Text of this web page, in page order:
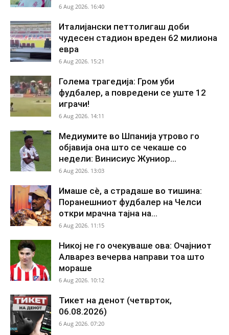
6 Aug 2026. 16:40
Италијански петтолигаш доби
чудесен стадион вреден 62 милиона
евра
6 Aug 2026. 15:21
Голема трагедија: Гром уби
фудбалер, а повредени се уште 12
играчи!
6 Aug 2026. 14:11
Медиумите во Шпанија утрово го
објавија она што се чекаше со
недели: Винисиус Жуниор...
6 Aug 2026. 13:03
Имаше сè, а страдаше во тишина:
Поранешниот фудбалер на Челси
откри мрачна тајна на...
6 Aug 2026. 11:15
Никој не го очекуваше ова: Очајниот
Алварез вечерва направи тоа што
мораше
6 Aug 2026. 10:12
Тикет на денот (четврток,
06.08.2026)
6 Aug 2026. 07:20